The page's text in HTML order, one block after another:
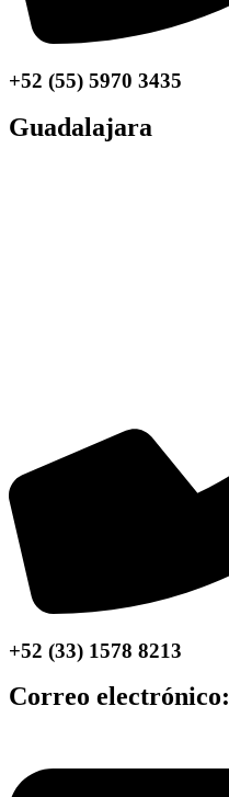
+52 (55) 5970 3435
Guadalajara
+52 (33) 1578 8213
Correo electrónico: